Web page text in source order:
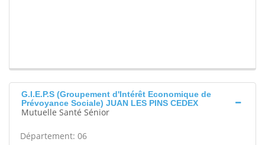
G.I.E.P.S (Groupement d'Intérêt Economique de
Prévoyance Sociale) JUAN LES PINS CEDEX
Mutuelle Santé Sénior
Département: 06